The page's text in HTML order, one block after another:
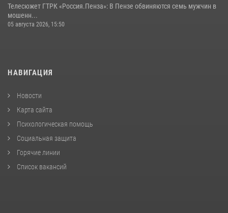
Телесюжет ГТРК «Россия.Пенза»: В Пензе обвиняются семь мужчин в
мошенн...
05 августа 2026, 15:50
НАВИГАЦИЯ
Новости
Карта сайта
Психологическая помощь
Социальная защита
Горячие линии
Список вакансий